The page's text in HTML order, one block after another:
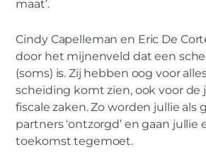
maat’.
Cindy Capelleman en Eric De
door het mijnenveld dat een
(soms) is. Zij hebben oog voor
scheiding komt zien, ook voor de
fiscale zaken. Zo worden jullie als
partners ‘ontzorgd’ en gaan jullie
toekomst tegemoet.